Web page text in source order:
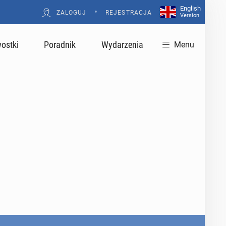
ZALOGUJ • REJESTRACJA
English
Version
Poradnik Wydarzenia Menu